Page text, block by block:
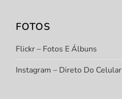
FOTOS
Flickr – Fotos E Álbuns
Instagram – Direto Do Celular